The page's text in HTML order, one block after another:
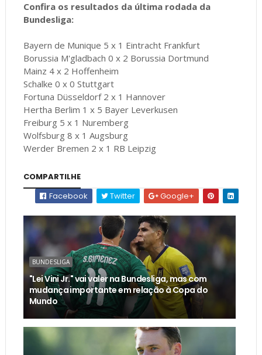
Confira os resultados da última rodada da
Bundesliga:
Bayern de Munique 5 x 1 Eintracht Frankfurt
Borussia M'gladbach 0 x 2 Borussia Dortmund
Mainz 4 x 2 Hoffenheim
Schalke 0 x 0 Stuttgart
Fortuna Düsseldorf 2 x 1 Hannover
Hertha Berlim 1 x 5 Bayer Leverkusen
Freiburg 5 x 1 Nuremberg
Wolfsburg 8 x 1 Augsburg
Werder Bremen 2 x 1 RB Leipzig
COMPARTILHE
Facebook
Twitter Google+
BUNDESLIGA
"Lei Vini Jr." vai valer na Bundesliga, mas com
mudança importante em relação à Copa do
Mundo